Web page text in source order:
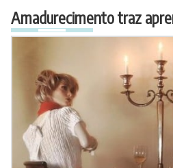
Amadurecimento traz